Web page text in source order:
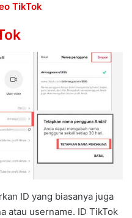
TikTok
ID yang biasanya juga
atau username. ID TikTok